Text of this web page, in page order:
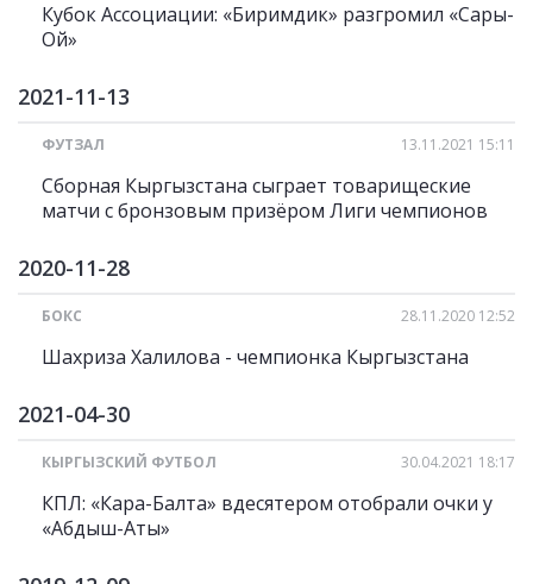
Кубок Ассоциации: «Биримдик» разгромил «Сары-
Ой»
2021-11-13
ФУТЗАЛ 13.11.2021 15:11
Сборная Кыргызстана сыграет товарищеские
матчи с бронзовым призёром Лиги чемпионов
2020-11-28
БОКС 28.11.2020 12:52
Шахриза Халилова - чемпионка Кыргызстана
2021-04-30
КЫРГЫЗСКИЙ ФУТБОЛ 30.04.2021 18:17
КПЛ: «Кара-Балта» вдесятером отобрали очки у
«Абдыш-Аты»